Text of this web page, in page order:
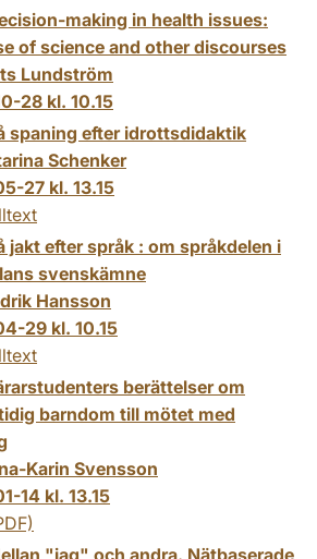
making in health issues:
of science and other discourses
Lundström
28 kl. 10.15
spaning efter idrottsdidaktik
Schenker
27 kl. 13.15
jakt efter språk : om språkdelen i
svenskämne
Hansson
29 kl. 10.15
berättelser om
barndom till mötet med
Karin Svensson
14 kl. 13.15
"jag" och andra. Nätbaserade